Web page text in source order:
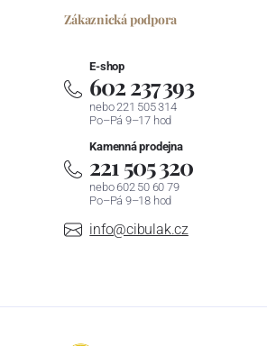
Zákaznická podpora
E-shop
602 237 393
nebo 221 505 314
Po–Pá 9–17 hod
Kamenná prodejna
221 505 320
nebo 602 50 60 79
Po–Pá 9–18 hod
info@cibulak.cz